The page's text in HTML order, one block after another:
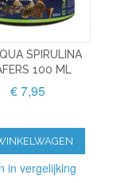
SPIRULINA
100 ML
€ 7,95
in vergelijking